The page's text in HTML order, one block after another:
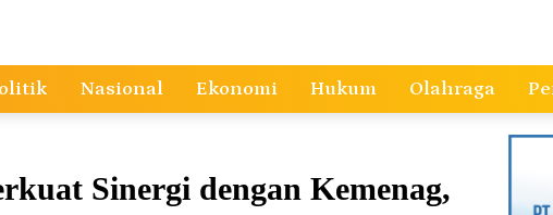
Nasional Ekonomi Hukum Olahraga
Sinergi dengan Kemenag,